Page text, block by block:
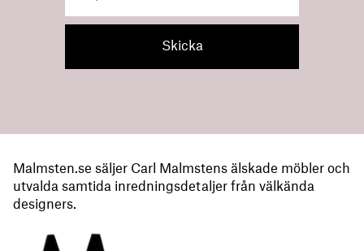
Malmsten.se säljer Carl Malmstens älskade möbler och
utvalda samtida inredningsdetaljer från välkända
designers.